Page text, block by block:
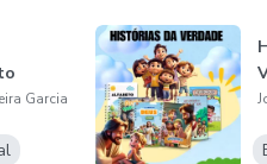
Garcia